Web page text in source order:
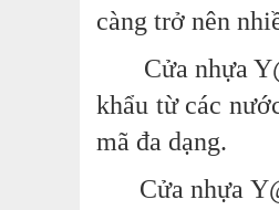
càng trở nên
Cửa nhựa
khẩu từ các
mã đa dạng.
Cửa nhựa